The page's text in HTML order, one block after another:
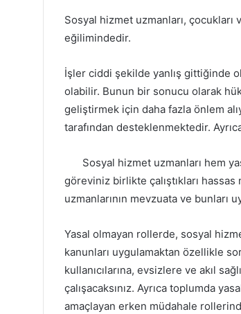
Sosyal hizmet uzmanları,
eğilimindedir.
İşler ciddi şekilde yanlış gittiğinde
olabilir. Bunun bir sonucu olarak
geliştirmek için daha fazla önlem
tarafından desteklenmektedir.
Sosyal hizmet uzmanları hem
göreviniz birlikte çalıştıkları
uzmanlarının mevzuata ve bunları
Yasal olmayan rollerde, sosyal
kanunları uygulamaktan özellikle
kullanıcılarına, evsizlere ve akıl
çalışacaksınız. Ayrıca toplumda
amaçlayan erken müdahale